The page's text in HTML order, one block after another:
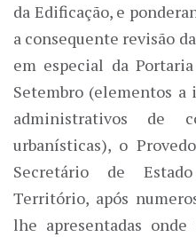
da Edificação, e
a consequente revisão
em especial da
Setembro (elementos
administrativos de
urbanísticas), o
Secretário de
Território, após
lhe apresentadas